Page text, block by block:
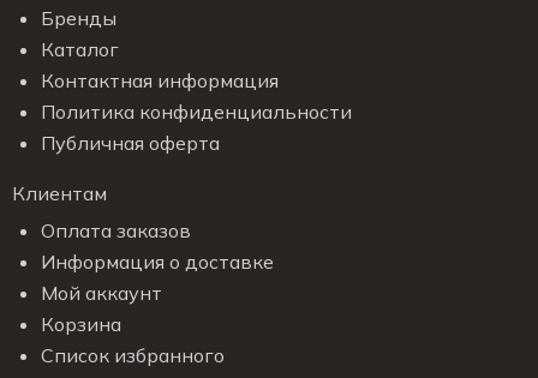
Бренды
Каталог
Контактная информация
Политика конфиденциальности
Публичная оферта
Клиентам
Оплата заказов
Информация о доставке
Мой аккаунт
Корзина
Список избранного